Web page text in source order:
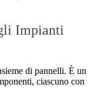
Impianti
di pannelli. È un
ciascuno con